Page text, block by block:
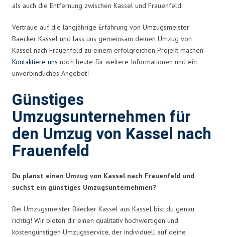
als auch die Entfernung zwischen Kassel und Frauenfeld.
Vertraue auf die langjährige Erfahrung von Umzugsmeister
Baecker Kassel und lass uns gemeinsam deinen Umzug von
Kassel nach Frauenfeld zu einem erfolgreichen Projekt machen.
Kontaktiere uns noch heute für weitere Informationen und ein
unverbindliches Angebot!
Günstiges
Umzugsunternehmen für
den Umzug von Kassel nach
Frauenfeld
Du planst einen Umzug von Kassel nach Frauenfeld und
suchst ein günstiges Umzugsunternehmen?
Bei Umzugsmeister Baecker Kassel aus Kassel bist du genau
richtig! Wir bieten dir einen qualitativ hochwertigen und
kostengünstigen Umzugsservice, der individuell auf deine